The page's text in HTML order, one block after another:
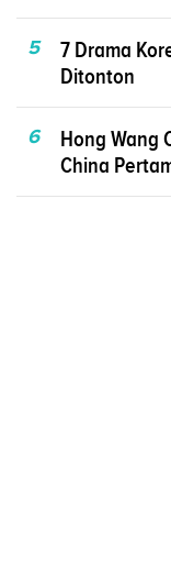
5
7 Drama
Ditonton
6
Hong Wang
China